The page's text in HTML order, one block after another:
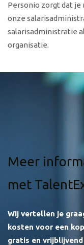
Personio zorgt dat
onze
salarisadministratie
organisatie.
Meer
met
Wij vertellen je
kosten voor een
gratis en